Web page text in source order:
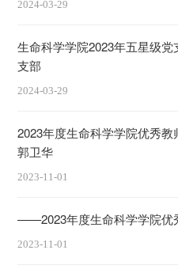
2024-03-29
生命科学学院2023年五星级
支部
2024-03-29
2023年度生命科学学院优秀
郭卫华
2023-11-01
——2023年度生命科学学院优
2023-11-01